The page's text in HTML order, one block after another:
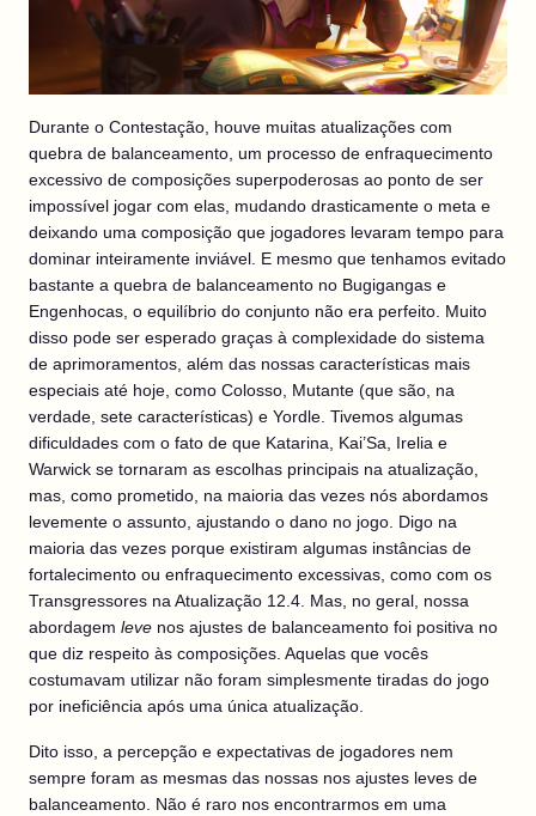
Durante o Contestação, houve muitas atualizações com
quebra de balanceamento, um processo de enfraquecimento
excessivo de composições superpoderosas ao ponto de ser
impossível jogar com elas, mudando drasticamente o meta e
deixando uma composição que jogadores levaram tempo para
dominar inteiramente inviável. E mesmo que tenhamos evitado
bastante a quebra de balanceamento no Bugigangas e
Engenhocas, o equilíbrio do conjunto não era perfeito. Muito
disso pode ser esperado graças à complexidade do sistema
de aprimoramentos, além das nossas características mais
especiais até hoje, como Colosso, Mutante (que são, na
verdade, sete características) e Yordle. Tivemos algumas
dificuldades com o fato de que Katarina, Kai’Sa, Irelia e
Warwick se tornaram as escolhas principais na atualização,
mas, como prometido, na maioria das vezes nós abordamos
levemente o assunto, ajustando o dano no jogo. Digo na
maioria das vezes porque existiram algumas instâncias de
fortalecimento ou enfraquecimento excessivas, como com os
Transgressores na Atualização 12.4. Mas, no geral, nossa
abordagem leve nos ajustes de balanceamento foi positiva no
que diz respeito às composições. Aquelas que vocês
costumavam utilizar não foram simplesmente tiradas do jogo
por ineficiência após uma única atualização.
Dito isso, a percepção e expectativas de jogadores nem
sempre foram as mesmas das nossas nos ajustes leves de
balanceamento. Não é raro nos encontrarmos em uma